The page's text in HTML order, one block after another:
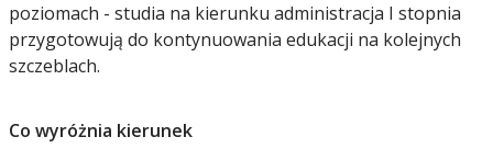
poziomach - studia na kierunku administracja I stopnia
przygotowują do kontynuowania edukacji na kolejnych
szczeblach.
Co wyróżnia kierunek